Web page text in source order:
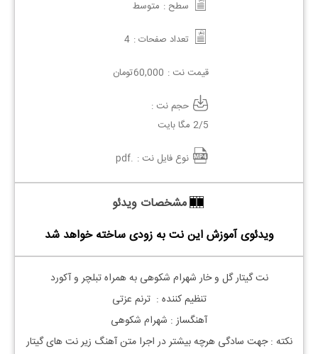
سطح : متوسط
تعداد صفحات : 4
قیمت نت : 60,000تومان
حجم نت :
2/5 مگا بایت
نوع فایل نت : .pdf
مشخصات ویدئو
ویدئوی آموزش این نت به زودی ساخته خواهد شد
نت گیتار گل و خار شهرام شکوهی به همراه تبلچر و آکورد
تنظیم کننده : ترنم عزتی
آهنگساز : شهرام شکوهی
نکته : جهت سادگی هرچه بیشتر در اجرا متن آهنگ زیر نت های گیتار